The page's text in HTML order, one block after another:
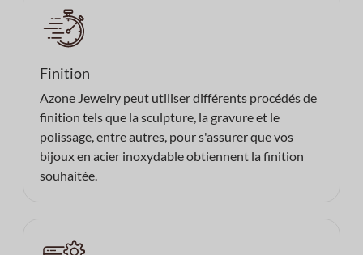
Finition
Azone Jewelry peut utiliser différents procédés de
finition tels que la sculpture, la gravure et le
polissage, entre autres, pour s'assurer que vos
bijoux en acier inoxydable obtiennent la finition
souhaitée.